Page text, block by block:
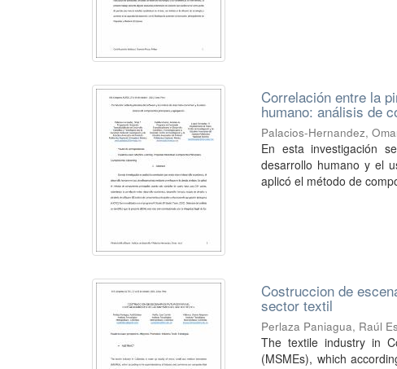
Correlación entre la
humano: análisis de
Palacios-Hernandez,
En esta investigación
desarrollo humano y el
aplicó el método de
Costruccion de
sector textil
Perlaza Paniagua, Raúl
The textile industry in
(MSMEs), which